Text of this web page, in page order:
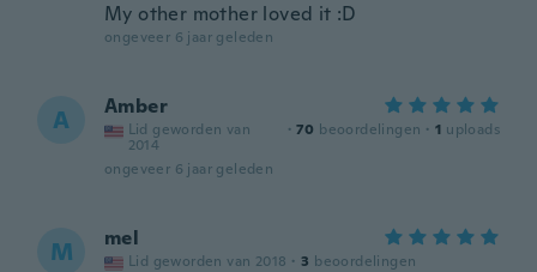
My other mother loved it :D
ongeveer 6 jaar geleden
A Amber
Lid geworden van
2014
· 70 beoordelingen · 1 uploads
ongeveer 6 jaar geleden
M mel
Lid geworden van 2018 · 3 beoordelingen